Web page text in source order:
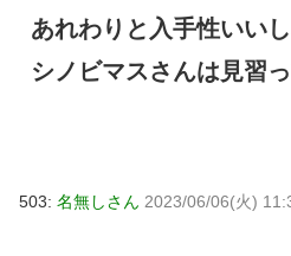
あれわりと入手性いい
シノビマスさんは見習
503: 名無しさん 2023/06/06(火)